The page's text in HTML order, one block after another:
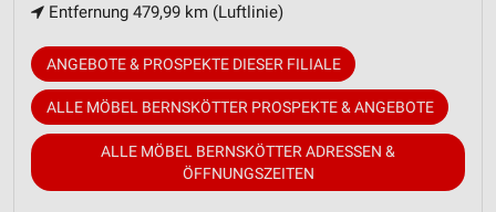
Entfernung 479,99 km (Luftlinie)
ANGEBOTE & PROSPEKTE DIESER FILIALE
ALLE MÖBEL BERNSKÖTTER PROSPEKTE & ANGEBOTE
ALLE MÖBEL BERNSKÖTTER ADRESSEN &
ÖFFNUNGSZEITEN